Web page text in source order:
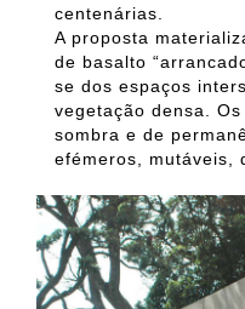
centenárias.
A proposta
de basalto
se dos espaços
vegetação densa.
sombra e de
efémeros, mutáveis,